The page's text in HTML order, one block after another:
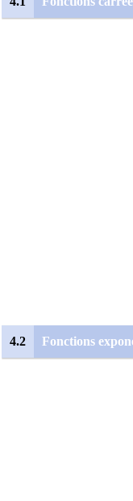
4.2 Fonctions